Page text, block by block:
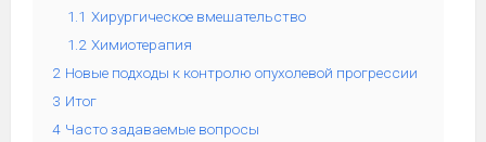
1.1 Хирургическое вмешательство
1.2 Химиотерапия
2 Новые подходы к контролю опухолевой прогрессии
3 Итог
4 Часто задаваемые вопросы